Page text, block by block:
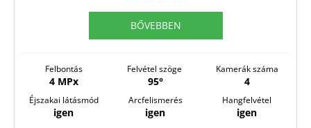
BŐVEBBEN
Felbontás
4 MPx
Felvétel szöge
95°
Kamerák száma
4
Éjszakai látásmód
igen
Arcfelismerés
igen
Hangfelvétel
igen